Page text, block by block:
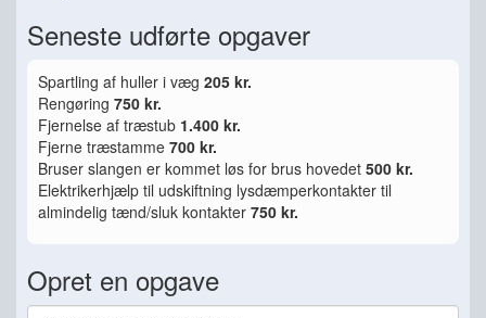
Seneste udførte opgaver
Spartling af huller i væg 205 kr.
Rengøring 750 kr.
Fjernelse af træstub 1.400 kr.
Fjerne træstamme 700 kr.
Bruser slangen er kommet løs for brus hovedet 500 kr.
Elektrikerhjælp til udskiftning lysdæmperkontakter til
almindelig tænd/sluk kontakter 750 kr.
Opret en opgave